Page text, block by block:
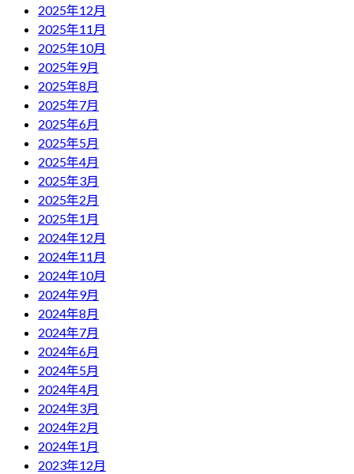
2025年12月
2025年11月
2025年10月
2025年9月
2025年8月
2025年7月
2025年6月
2025年5月
2025年4月
2025年3月
2025年2月
2025年1月
2024年12月
2024年11月
2024年10月
2024年9月
2024年8月
2024年7月
2024年6月
2024年5月
2024年4月
2024年3月
2024年2月
2024年1月
2023年12月